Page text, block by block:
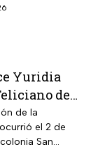
placas y
Yuridia
de
Tlalpan,
Alerta
de la
el 2 de
San